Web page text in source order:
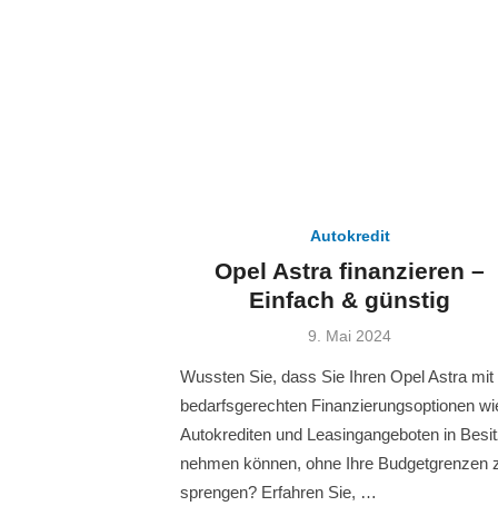
Autokredit
Opel Astra finanzieren –
Einfach & günstig
Veröffentlicht
9. Mai 2024
Wussten Sie, dass Sie Ihren Opel Astra mit
bedarfsgerechten Finanzierungsoptionen
Autokrediten und Leasingangeboten in
nehmen können, ohne Ihre Budgetgrenzen
sprengen? Erfahren Sie, …